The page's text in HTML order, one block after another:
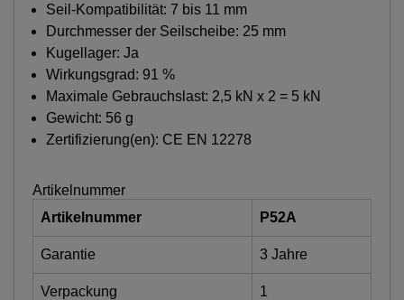
Seil-Kompatibilität: 7 bis 11 mm
Durchmesser der Seilscheibe: 25 mm
Kugellager: Ja
Wirkungsgrad: 91 %
Maximale Gebrauchslast: 2,5 kN x 2 = 5 kN
Gewicht: 56 g
Zertifizierung(en): CE EN 12278
Artikelnummer
Artikelnummer
P52A
Garantie 3 Jahre
Verpackung 1